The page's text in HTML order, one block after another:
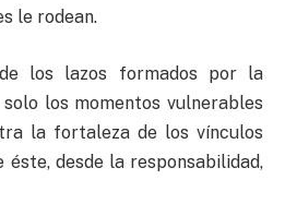
le rodean.
los lazos formados por la
los momentos vulnerables
la fortaleza de los vínculos
desde la responsabilidad,